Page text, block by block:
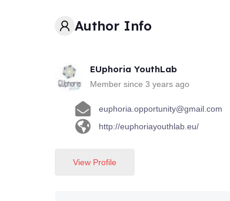
Author Info
EUphoria YouthLab
Member since 3 years ago
euphoria.opportunity@gmail.com
http://euphoriayouthlab.eu/
View Profile